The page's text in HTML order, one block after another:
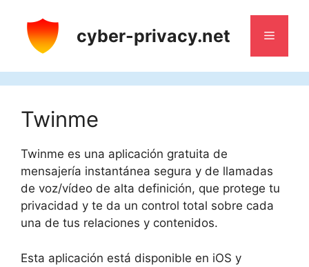
contenido
cyber-privacy.net Menú
Twinme
Twinme es una aplicación gratuita de
mensajería instantánea segura y de llamadas
de voz/vídeo de alta definición, que protege tu
privacidad y te da un control total sobre cada
una de tus relaciones y contenidos.
Esta aplicación está disponible en iOS y